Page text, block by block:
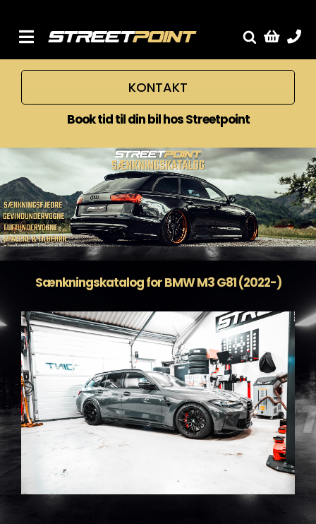
content
Toggle
Navigation
Streetcars
Tuning
Ventilrens
Værksted
KONTAKT
Book tid til din bil hos Streetpoint
Sænkningskatalog for BMW M3 G81 (2022-)